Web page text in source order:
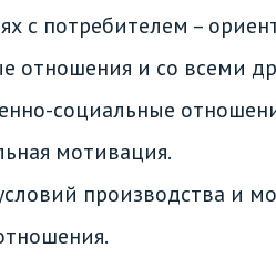
с потребителем –
отношения и со всеми
социальные
мотивация.
производства и